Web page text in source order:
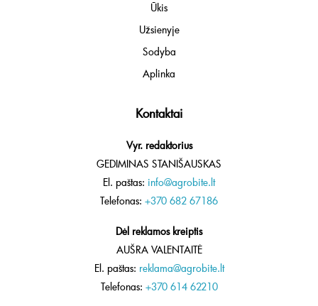
Ūkis
Užsienyje
Sodyba
Aplinka
Kontaktai
Vyr. redaktorius
GEDIMINAS STANIŠAUSKAS
El. paštas: info@agrobite.lt
Telefonas: +370 682 67186
Dėl reklamos kreiptis
AUŠRA VALENTAITĖ
El. paštas: reklama@agrobite.lt
Telefonas: +370 614 62210